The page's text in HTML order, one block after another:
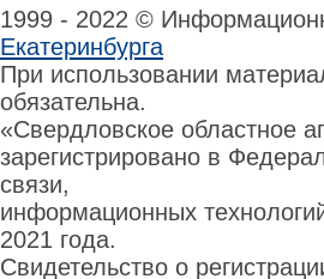
1999 - 2022 ©
Екатеринбурга
При использовании
обязательна.
«Свердловское областное
зарегистрировано в
связи,
информационных
2021 года.
Свидетельство о